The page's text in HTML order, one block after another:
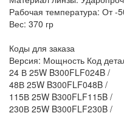
Рабочая температура: От -
Вес: 370 гр
Коды для заказа
Версия: Мощность Код
24 В 25W B300FLF024B /
48В 25W B300FLF048B /
115В 25W B300FLF115B /
230В 25W B300FLF230B /